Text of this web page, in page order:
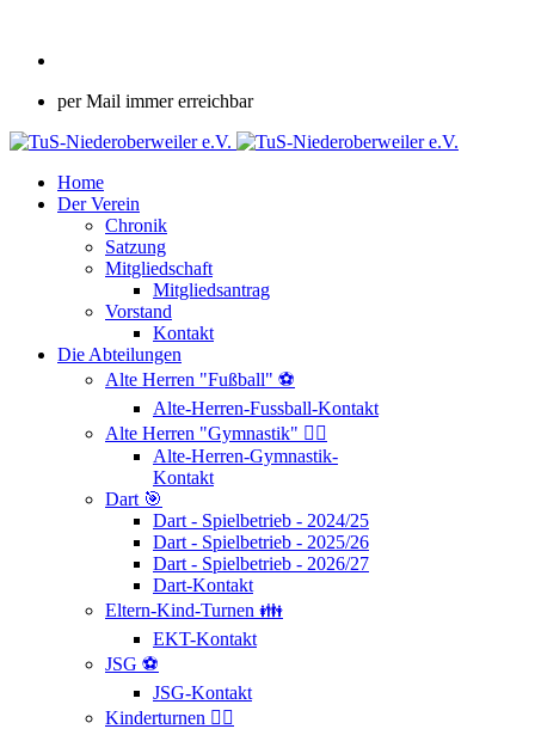
per Mail immer erreichbar
Home
Der Verein
Chronik
Satzung
Mitgliedschaft
Mitgliedsantrag
Vorstand
Kontakt
Die Abteilungen
Alte Herren "Fußball" ⚽
Alte-Herren-Fussball-Kontakt
Alte Herren "Gymnastik" 🤸‍♂️
Alte-Herren-Gymnastik-
Kontakt
Dart 🎯
Dart - Spielbetrieb - 2024/25
Dart - Spielbetrieb - 2025/26
Dart - Spielbetrieb - 2026/27
Dart-Kontakt
Eltern-Kind-Turnen 👪
EKT-Kontakt
JSG ⚽
JSG-Kontakt
Kinderturnen 🤸‍♂️